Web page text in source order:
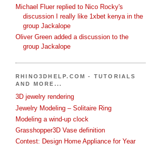
Michael Fluer replied to Nico Rocky's
discussion I really like 1xbet kenya in the
group Jackalope
Oliver Green added a discussion to the
group Jackalope
RHINO3DHELP.COM - TUTORIALS
AND MORE...
3D jewelry rendering
Jewelry Modeling – Solitaire Ring
Modeling a wind-up clock
Grasshopper3D Vase definition
Contest: Design Home Appliance for Year